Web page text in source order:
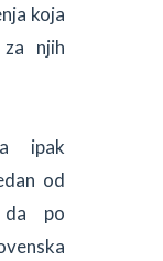
koja
njih
ipak
od
da po